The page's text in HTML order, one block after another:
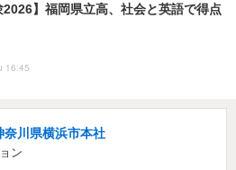
2026】福岡県立高、社会と英語で得点
16:45
川県横浜市本社
ン